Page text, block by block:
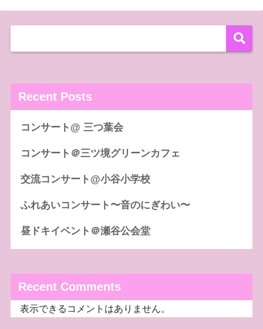
Recent Posts
コンサート@ 三つ葉会
コンサート＠三ツ境グリーンカフェ
交流コンサート@小谷小学校
ふれあいコンサート〜音のにぎわい〜
昼ドキイベント＠瀬谷公会堂
Recent Comments
表示できるコメントはありません。